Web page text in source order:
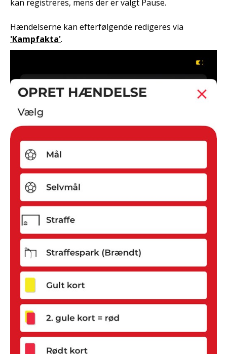
kan registreres, mens der er valgt Pause.
Hændelserne kan efterfølgende redigeres via
'Kampfakta'.